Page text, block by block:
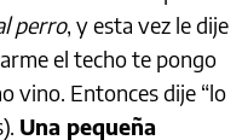
perro, y esta vez le dije
el techo te pongo
vino. Entonces dije “lo
Una pequeña